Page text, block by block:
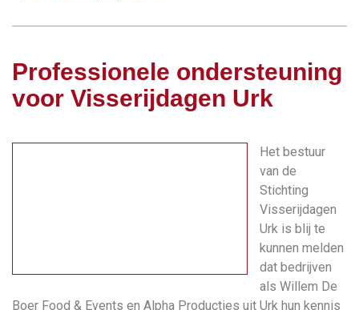
Professionele ondersteuning
voor Visserijdagen Urk
Het bestuur
van de
Stichting
Visserijdagen
Urk is blij te
kunnen melden
dat bedrijven
als Willem De
Boer Food & Events en Alpha Producties uit Urk hun kennis